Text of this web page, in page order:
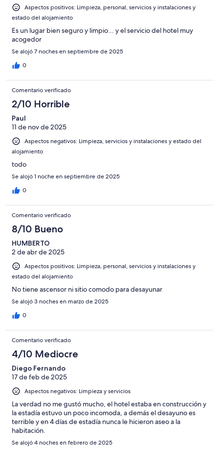
MediocreAspectos positivos: Limpieza, personal, servicios y instalaciones y
estado del alojamiento
Es un lugar bien seguro y limpio... y el servicio del hotel muy
acogedor
Se alojó 7 noches en septiembre de 2025
0
Comentario verificado
2/10 Horrible
Paul
11 de nov de 2025
Aspectos negativos: Limpieza, servicios y instalaciones y estado del
alojamiento
todo
Se alojó 1 noche en septiembre de 2025
0
Comentario verificado
8/10 Bueno
HUMBERTO
2 de abr de 2025
Aspectos positivos: Limpieza, personal, servicios y instalaciones y
estado del alojamiento
No tiene ascensor ni sitio comodo para desayunar
Se alojó 3 noches en marzo de 2025
0
Comentario verificado
4/10 Mediocre
Diego Fernando
17 de feb de 2025
Aspectos negativos: Limpieza y servicios
La verdad no me gustó mucho, el hotel estaba en construcción y
la estadía estuvo un poco incomoda, a demás el desayuno es
terrible y en 4 días de estadía nunca le hicieron aseo a la
habitación.
Se alojó 4 noches en febrero de 2025